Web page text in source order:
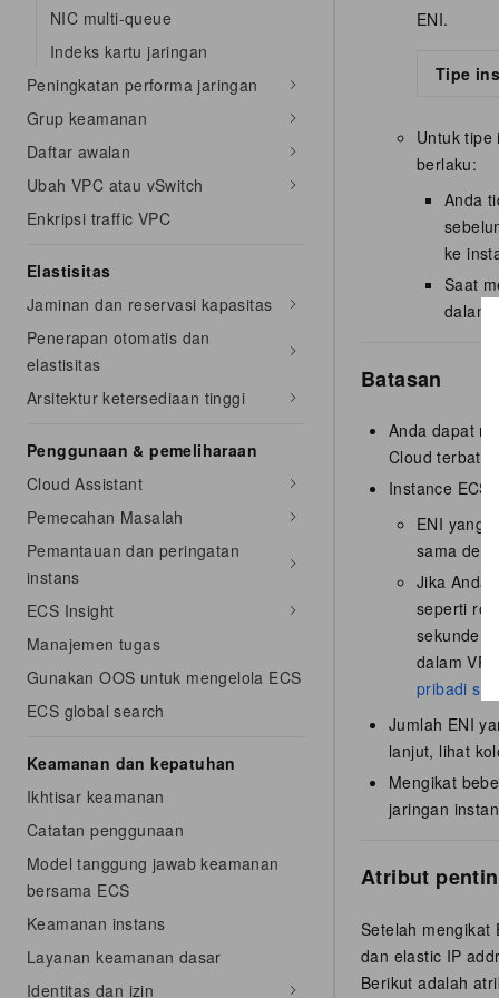
NIC multi-queue
Indeks kartu jaringan
Peningkatan performa jaringan
Grup keamanan
Daftar awalan
Ubah VPC atau vSwitch
Enkripsi traffic VPC
Elastisitas
Jaminan dan reservasi kapasitas
Penerapan otomatis dan
elastisitas
Arsitektur ketersediaan tinggi
Penggunaan & pemeliharaan
Cloud Assistant
Pemecahan Masalah
Pemantauan dan peringatan
instans
ECS Insight
Manajemen tugas
Gunakan OOS untuk mengelola ECS
ECS global search
Keamanan dan kepatuhan
Ikhtisar keamanan
Catatan penggunaan
Model tanggung jawab keamanan
bersama ECS
Keamanan instans
Layanan keamanan dasar
Identitas dan izin
ENI.
Tipe
Untuk tipe
berlaku:
Anda
ke
Saat
dalam
Batasan
Anda dapat
Cloud
Instance ECS
ENI yang
sama
Jika Anda
seperti
sekunder
dalam
pribadi
Jumlah ENI
lanjut, lihat
Mengikat
jaringan
Atribut
Setelah mengikat
dan elastic IP
Berikut adalah